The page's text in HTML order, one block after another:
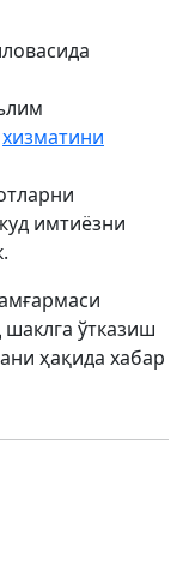
хизматини
имтиёзни
ўтказиш
ҳақида хабар